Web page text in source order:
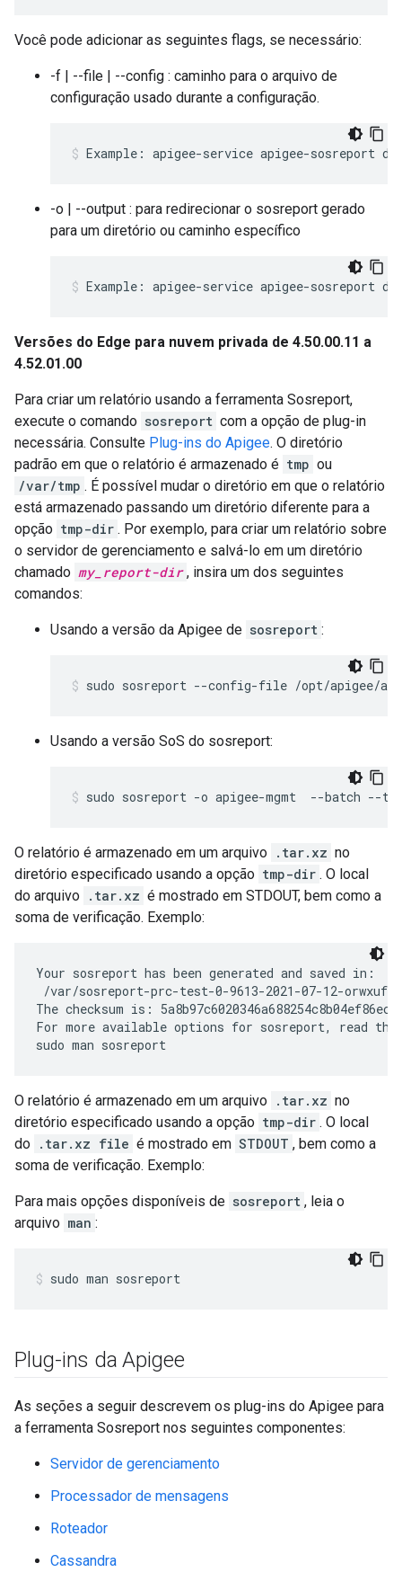
Você pode adicionar as seguintes flags, se necessário:
-f | --file | --config : caminho para o arquivo de
configuração usado durante a configuração.
Example: apigee-service apigee-
-o | --output : para redirecionar o sosreport gerado
para um diretório ou caminho específico
Example: apigee-service apigee-sosreport
Versões do Edge para nuvem privada de 4.50.00.11 a
4.52.01.00
Para criar um relatório usando a ferramenta Sosreport,
execute o comando sosreport com a opção de plug-in
necessária. Consulte Plug-ins do Apigee. O diretório
padrão em que o relatório é armazenado é tmp ou
/var/tmp . É possível mudar o diretório em que o relatório
está armazenado passando um diretório diferente para a
opção tmp-dir . Por exemplo, para criar um relatório sobre
o servidor de gerenciamento e salvá-lo em um diretório
chamado my_report-dir , insira um dos seguintes
comandos:
Usando a versão da Apigee de sosreport :
sudo sosreport --config-file /opt/apigee/
Usando a versão SoS do sosreport:
sudo sosreport -o apigee-mgmt  --batch --
O relatório é armazenado em um arquivo .tar.xz no
diretório especificado usando a opção tmp-dir . O local
do arquivo .tar.xz é mostrado em STDOUT, bem como a
soma de verificação. Exemplo:
Your sosreport has been generated and saved in:
/var/sosreport-prc-test-0-9613-2021-07-12-
The checksum is: 5a8b97c6020346a688254c8b04ef86ec
For more available options for sosreport, read
sudo man sosreport
O relatório é armazenado em um arquivo .tar.xz no
diretório especificado usando a opção tmp-dir . O local
do .tar.xz file é mostrado em STDOUT , bem como a
soma de verificação. Exemplo:
Para mais opções disponíveis de sosreport , leia o
arquivo man :
sudo man sosreport
Plug-ins da Apigee
As seções a seguir descrevem os plug-ins do Apigee para
a ferramenta Sosreport nos seguintes componentes:
Servidor de gerenciamento
Processador de mensagens
Roteador
Cassandra